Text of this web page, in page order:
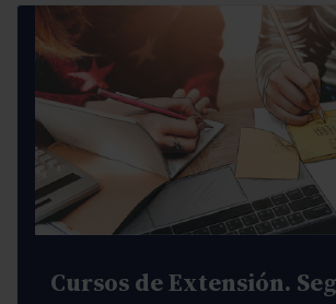
Cursos de Extensión.